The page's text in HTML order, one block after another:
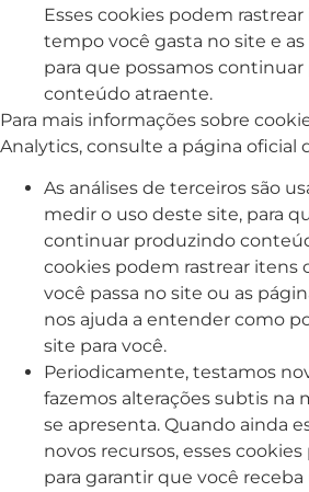
Esses cookies podem
tempo você gasta no site e as
para que possamos
conteúdo atraente.
Para mais informações sobre
Analytics, consulte a página oficial
As análises de terceiros são
medir o uso deste site, para
continuar produzindo
cookies podem rastrear itens
você passa no site ou as
nos ajuda a entender como
site para você.
Periodicamente, testamos
fazemos alterações subtis na
se apresenta. Quando ainda
novos recursos, esses
para garantir que você